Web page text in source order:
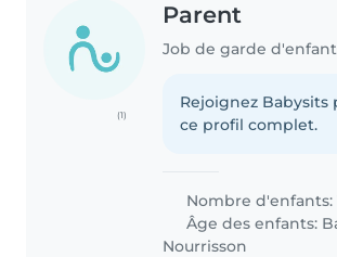
(1)
Parent
Rejoignez Babysits
ce profil complet.
Nombre d'enfants:
Âge des enfants:
Nourrisson